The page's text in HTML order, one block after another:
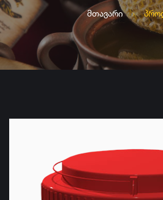
მთავარი